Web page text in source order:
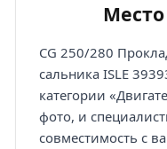
CG 250/280
сальника ISLE
категории
фото, и
совместимость с